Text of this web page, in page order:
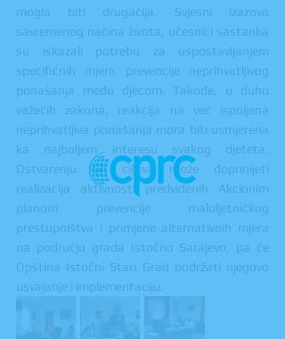
mogla biti drugačija. Svjesni izazova
savremenog načina života, učesnici sastanka
su iskazali potrebu za uspostavljanjem
specifičnih mjera prevencije neprihvatljivog
ponašanja među djecom. Takođe, u duhu
važećih zakona, reakcija na već ispoljena
neprihvatljiva ponašanja mora biti usmjerena
ka najboljem interesu svakog djeteta.
Ostvarenju tih ciljeva može doprinijeti
realizacija aktivnosti predviđenih Akcionim
planom prevencije maloljetničkog
prestupništva i primjene alternativnih mjera
na području grada Istočno Sarajevo, pa će
Opština Istočni Stari Grad podržati njegovo
usvajanje i implementaciju.